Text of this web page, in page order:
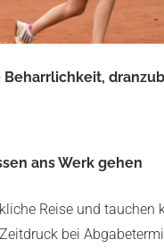
ans Werk gehen
Reise und tauchen
bei